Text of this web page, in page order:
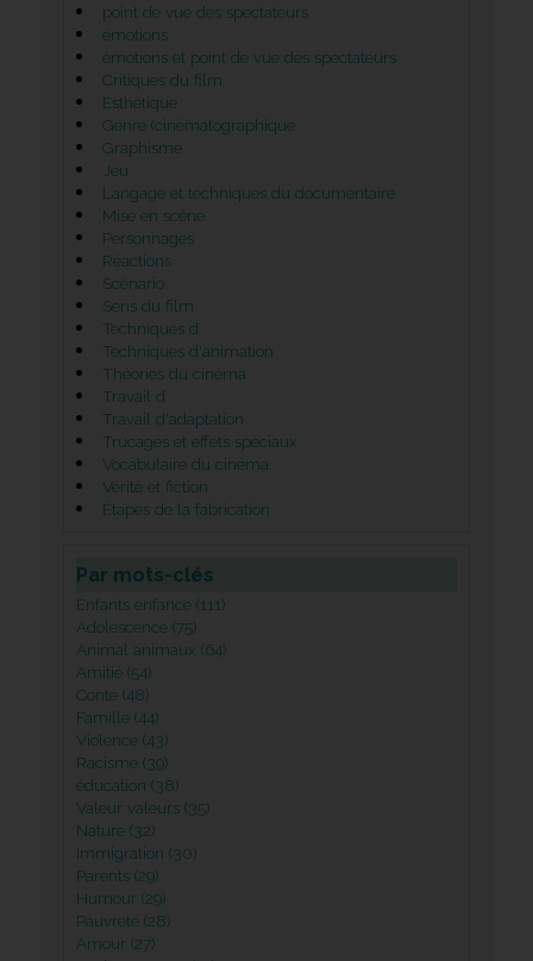
point de vue des spectateurs
émotions
émotions et point de vue des spectateurs
Critiques du film
Esthétique
Genre (cinématographique
Graphisme
Jeu
Langage et techniques du documentaire
Mise en scène
Personnages
Réactions
Scénario
Sens du film
Techniques d
Techniques d'animation
Théories du cinéma
Travail d
Travail d'adaptation
Trucages et effets spéciaux
Vocabulaire du cinéma
Vérité et fiction
Étapes de la fabrication
Par mots-clés
Enfants enfance (111)
Adolescence (75)
Animal animaux (64)
Amitié (54)
Conte (48)
Famille (44)
Violence (43)
Racisme (39)
éducation (38)
Valeur valeurs (35)
Nature (32)
Immigration (30)
Parents (29)
Humour (29)
Pauvreté (28)
Amour (27)